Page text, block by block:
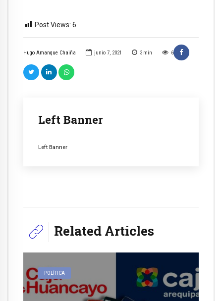
Hugo Amanque Chaiña junio 7, 2021 3 min 6
Left Banner
Left Banner
Post Views: 6
Related Articles
POLÍTICA